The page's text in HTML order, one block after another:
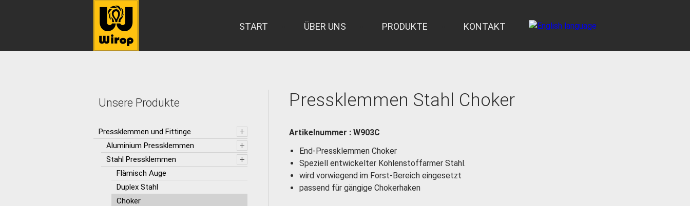
START ÜBER UNS PRODUKTE KONTAKT
Unsere Produkte
Pressklemmen und Fittinge +
Aluminium Pressklemmen +
Stahl Pressklemmen +
Flämisch Auge
Duplex Stahl
Choker
Pressklemmen Stahl Choker
Artikelnummer : W903C
End-Pressklemmen Choker
Speziell entwickelter Kohlenstoffarmer Stahl.
wird vorwiegend im Forst-Bereich eingesetzt
passend für gängige Chokerhaken